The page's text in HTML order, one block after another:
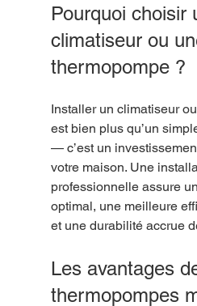
Pourquoi choisir
climatiseur ou
thermopompe ?
Installer un climatiseur
est bien plus qu’un
— c’est un
votre maison. Une
professionnelle assure
optimal, une meilleure
et une durabilité accrue
Les avantages
thermopompes